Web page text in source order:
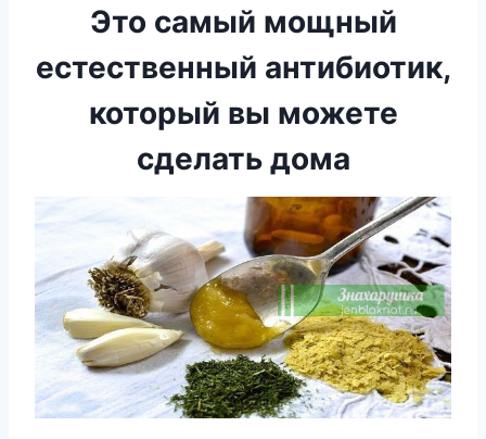
Это самый мощный
естественный антибиотик,
который вы можете
сделать дома